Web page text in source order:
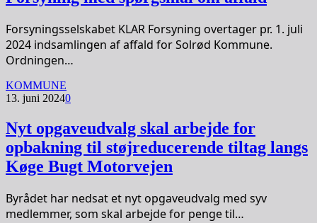
Forsyningsselskabet KLAR Forsyning overtager pr. 1. juli
2024 indsamlingen af affald for Solrød Kommune.
Ordningen…
KOMMUNE
13. juni 20240
Nyt opgaveudvalg skal arbejde for
opbakning til støjreducerende tiltag langs
Køge Bugt Motorvejen
Byrådet har nedsat et nyt opgaveudvalg med syv
medlemmer, som skal arbejde for penge til…